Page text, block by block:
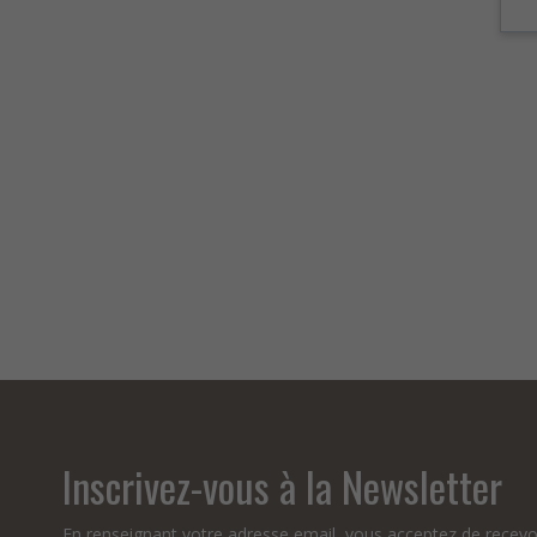
Inscrivez-vous à la Newsletter